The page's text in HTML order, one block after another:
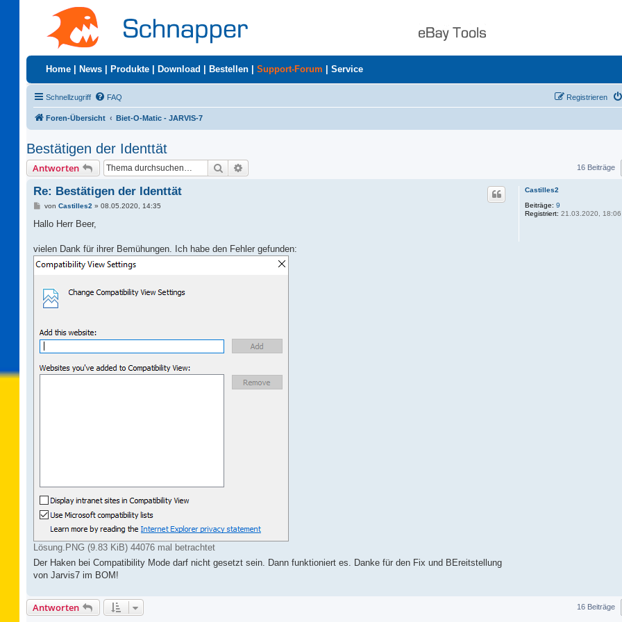
Home News Produkte Download Bestellen Support-Forum Service
Schnellzugriff FAQ Registrieren
Foren-Übersicht Biet-O-Matic - JARVIS-7
Bestätigen der Identtät
Antworten Suche 16 Beiträge
Castilles2
Beiträge: 9
Registriert: 21.03.2020, 18:06
Re: Bestätigen der Identtät
B
i
a
g
von Castilles2 » 08.05.2020, 14:35
Hallo Herr Beer,
vielen Dank für ihrer Bemühungen. Ich habe den Fehler gefunden:
Lösung.PNG (9.83 KiB) 44076 mal betrachtet
Der Haken bei Compatibility Mode darf nicht gesetzt sein. Dann funktioniert es. Danke für den Fix und BEreitstellung
von Jarvis7 im BOM!
Antworten 16 Beiträge